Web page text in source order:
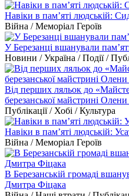
Навіки в пам’яті людській:
Війна / Меморіал Героїв
У Березанці вшанували
Новини / Україна / Події /
Від перших ляльок до
березанської майстрині
Публікації / Хобі / Культура
Навіки в пам’яті людській:
Війна / Меморіал Героїв
В Березанській громаді
Дмитра Фіцака